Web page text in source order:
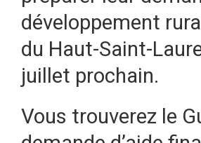
développement
du Haut-Saint-
juillet prochain.
Vous trouverez le